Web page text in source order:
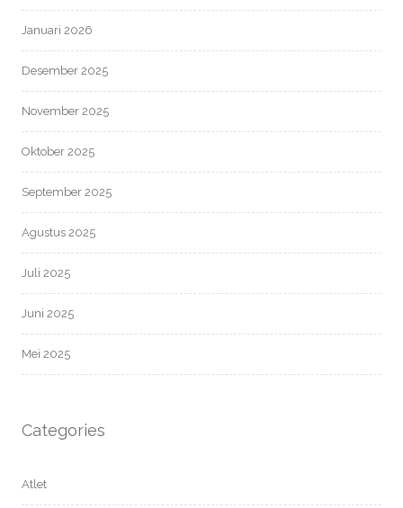
Januari 2026
Desember 2025
November 2025
Oktober 2025
September 2025
Agustus 2025
Juli 2025
Juni 2025
Mei 2025
Categories
Atlet